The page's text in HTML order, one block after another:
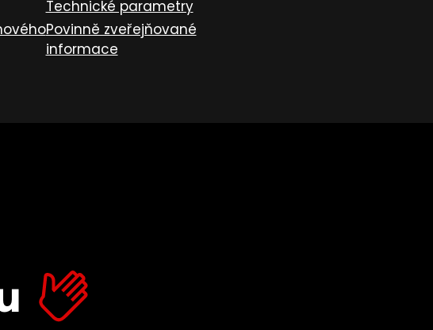
Technické parametry
Povinně zveřejňované
informace